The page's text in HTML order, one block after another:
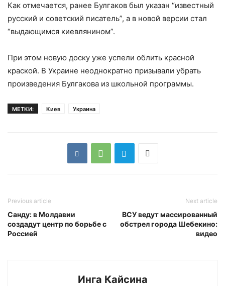
Как отмечается, ранее Булгаков был указан “известный
русский и советский писатель”, а в новой версии стал
“выдающимся киевлянином”.
При этом новую доску уже успели облить красной
краской. В Украине неоднократно призывали убрать
произведения Булгакова из школьной программы.
МЕТКИ: Киев Украина
Previous article
Санду: в Молдавии
создадут центр по борьбе с
Россией
Next article
ВСУ ведут массированный
обстрел города Шебекино:
видео
Инга Кайсина